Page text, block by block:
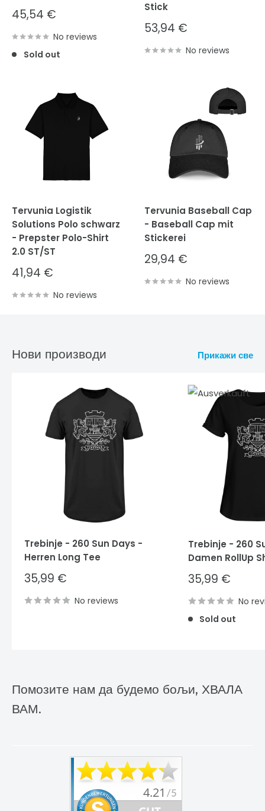
Sale
price
45,54 €
No reviews
Sold out
Stick
Sale
price
53,94 €
No reviews
Tervunia Logistik
Solutions Polo schwarz
- Prepster Polo-Shirt
2.0 ST/ST
Sale
price
41,94 €
No reviews
Tervunia Baseball Cap
- Baseball Cap mit
Stickerei
Sale
price
29,94 €
No reviews
Нови производи Прикажи све
Trebinje - 260 Sun Days -
Herren Long Tee
Sale
price
35,99 €
No reviews
Trebinje - 260
Damen RollUp
Sale
price
35,99 €
No
Sold out
Помозите нам да будемо бољи, ХВАЛА
ВАМ.